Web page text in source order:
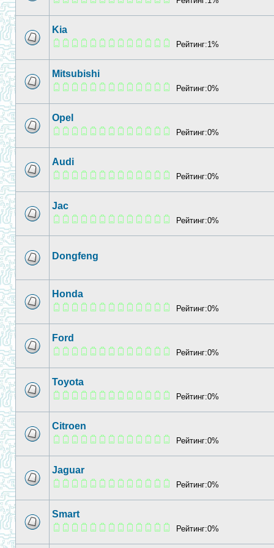
Kia
Рейтинг:1%
Mitsubishi
Рейтинг:0%
Opel
Рейтинг:0%
Audi
Рейтинг:0%
Jac
Рейтинг:0%
Dongfeng
Honda
Рейтинг:0%
Ford
Рейтинг:0%
Toyota
Рейтинг:0%
Citroen
Рейтинг:0%
Jaguar
Рейтинг:0%
Smart
Рейтинг:0%